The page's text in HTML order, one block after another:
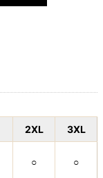
2XL 3XL
○ ○